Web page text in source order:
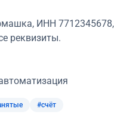
ИНН
реквизиты.
#счёт